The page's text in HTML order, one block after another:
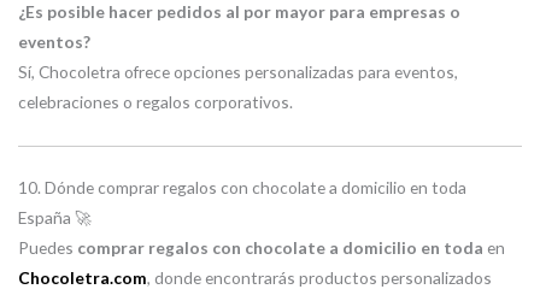
¿Es posible hacer pedidos al por mayor para empresas o
eventos?
Sí, Chocoletra ofrece opciones personalizadas para eventos,
celebraciones o regalos corporativos.
10. Dónde comprar regalos con chocolate a domicilio en toda
España 🚀
Puedes comprar regalos con chocolate a domicilio en toda en
Chocoletra.com, donde encontrarás productos personalizados